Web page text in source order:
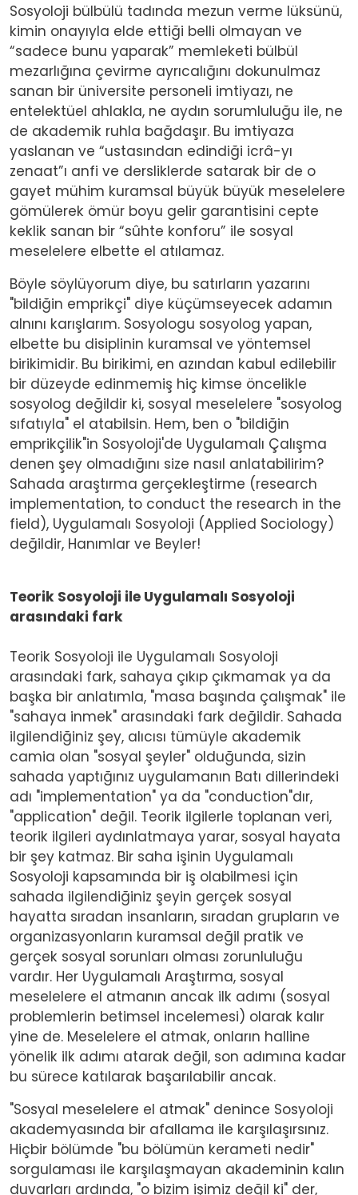
Sosyoloji bülbülü tadında mezun verme lüksünü,
kimin onayıyla elde ettiği belli olmayan ve
“sadece bunu yaparak” memleketi bülbül
mezarlığına çevirme ayrıcalığını dokunulmaz
sanan bir üniversite personeli imtiyazı, ne
entelektüel ahlakla, ne aydın sorumluluğu ile, ne
de akademik ruhla bağdaşır. Bu imtiyaza
yaslanan ve “ustasından edindiği icrâ-yı
zenaat”ı anfi ve dersliklerde satarak bir de o
gayet mühim kuramsal büyük büyük meselelere
gömülerek ömür boyu gelir garantisini cepte
keklik sanan bir “sûhte konforu” ile sosyal
meselelere elbette el atılamaz.
Böyle söylüyorum diye, bu satırların yazarını
"bildiğin emprikçi" diye küçümseyecek adamın
alnını karışlarım. Sosyologu sosyolog yapan,
elbette bu disiplinin kuramsal ve yöntemsel
birikimidir. Bu birikimi, en azından kabul edilebilir
bir düzeyde edinmemiş hiç kimse öncelikle
sosyolog değildir ki, sosyal meselelere "sosyolog
sıfatıyla" el atabilsin. Hem, ben o "bildiğin
emprikçilik"in Sosyoloji'de Uygulamalı Çalışma
denen şey olmadığını size nasıl anlatabilirim?
Sahada araştırma gerçekleştirme (research
implementation, to conduct the research in the
field), Uygulamalı Sosyoloji (Applied Sociology)
değildir, Hanımlar ve Beyler!
Teorik Sosyoloji ile Uygulamalı Sosyoloji
arasındaki fark
Teorik Sosyoloji ile Uygulamalı Sosyoloji
arasındaki fark, sahaya çıkıp çıkmamak ya da
başka bir anlatımla, "masa başında çalışmak" ile
"sahaya inmek" arasındaki fark değildir. Sahada
ilgilendiğiniz şey, alıcısı tümüyle akademik
camia olan "sosyal şeyler" olduğunda, sizin
sahada yaptığınız uygulamanın Batı dillerindeki
adı "implementation" ya da "conduction"dır,
"application" değil. Teorik ilgilerle toplanan veri,
teorik ilgileri aydınlatmaya yarar, sosyal hayata
bir şey katmaz. Bir saha işinin Uygulamalı
Sosyoloji kapsamında bir iş olabilmesi için
sahada ilgilendiğiniz şeyin gerçek sosyal
hayatta sıradan insanların, sıradan grupların ve
organizasyonların kuramsal değil pratik ve
gerçek sosyal sorunları olması zorunluluğu
vardır. Her Uygulamalı Araştırma, sosyal
meselelere el atmanın ancak ilk adımı (sosyal
problemlerin betimsel incelemesi) olarak kalır
yine de. Meselelere el atmak, onların halline
yönelik ilk adımı atarak değil, son adımına kadar
bu sürece katılarak başarılabilir ancak.
"Sosyal meselelere el atmak" denince Sosyoloji
akademyasında bir afallama ile karşılaşırsınız.
Hiçbir bölümde "bu bölümün kerameti nedir"
sorgulaması ile karşılaşmayan akademinin kalın
duvarları ardında, "o bizim işimiz değil ki" der,